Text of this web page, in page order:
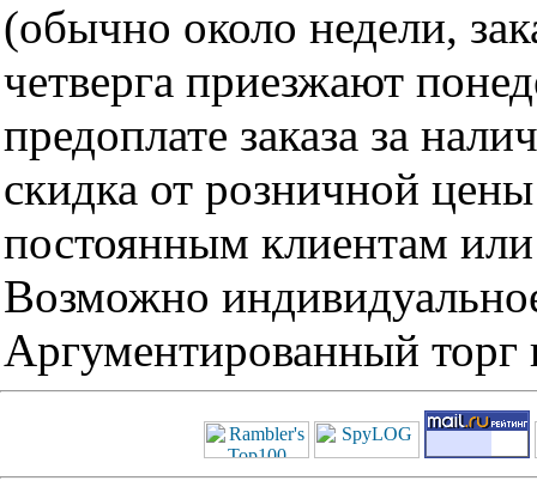
(обычно около недели,
четверга приезжают
предоплате заказа за
скидка от розничной
постоянным клиентам
Возможно
Аргументированный торг